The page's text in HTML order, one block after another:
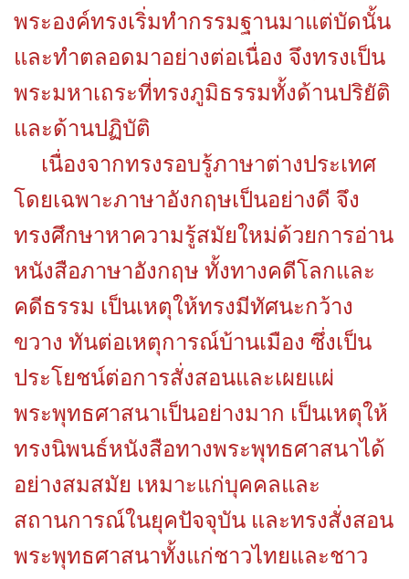
พระองค์ทรงเริ่มทำกรรมฐานมาแต่บัดนั้น
และทำตลอดมาอย่างต่อเนื่อง จึงทรงเป็น
พระมหาเถระที่ทรงภูมิธรรมทั้งด้านปริยัติ
และด้านปฏิบัติ
เนื่องจากทรงรอบรู้ภาษาต่างประเทศ
โดยเฉพาะภาษาอังกฤษเป็นอย่างดี จึง
ทรงศึกษาหาความรู้สมัยใหม่ด้วยการอ่าน
หนังสือภาษาอังกฤษ ทั้งทางคดีโลกและ
คดีธรรม เป็นเหตุให้ทรงมีทัศนะกว้าง
ขวาง ทันต่อเหตุการณ์บ้านเมือง ซึ่งเป็น
ประโยชน์ต่อการสั่งสอนและเผยแผ่
พระพุทธศาสนาเป็นอย่างมาก เป็นเหตุให้
ทรงนิพนธ์หนังสือทางพระพุทธศาสนาได้
อย่างสมสมัย เหมาะแก่บุคคลและ
สถานการณ์ในยุคปัจจุบัน และทรงสั่งสอน
พระพุทธศาสนาทั้งแก่ชาวไทยและชาว